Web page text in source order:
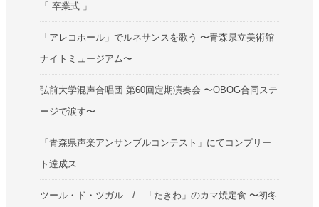
「 卒業式 」
「アレコホール」でルネサンスを歌う 〜青森県立美術館
ナイトミュージアム〜
弘前大学混声合唱団 第60回定期演奏会 〜OBOG合同ステ
ージで涙す〜
「青森県声楽アンサンブルコンテスト」にてコンプリー
ト達成ス
ツール・ド・ツガル / 「たきわ」のカマ焼定食 〜初冬